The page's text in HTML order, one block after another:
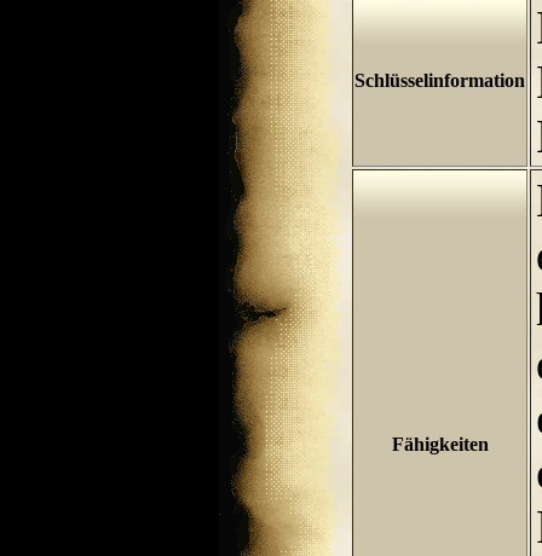
Schlüsselinformation
Fähigkeiten